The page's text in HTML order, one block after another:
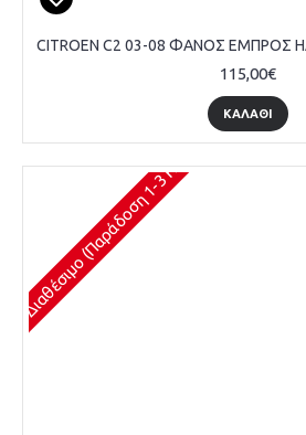
115,00€
ΚΑΛΆΘΙ
Διαθέσιμο (Παράδοση 1-3 Ημέρες)